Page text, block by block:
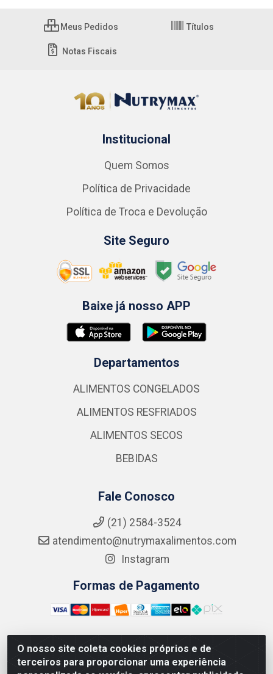
O nosso site coleta cookies próprios e de
terceiros para proporcionar uma experiência
Meus Pedidos Títulos
Notas Fiscais
Institucional
Quem Somos
Política de Privacidade
Política de Troca e Devolução
Site Seguro
Baixe já nosso APP
Departamentos
ALIMENTOS CONGELADOS
ALIMENTOS RESFRIADOS
ALIMENTOS SECOS
BEBIDAS
Fale Conosco
(21) 2584-3524
atendimento@nutrymaxalimentos.com
Instagram
Formas de Pagamento
NUTRY MAX COMÉRCIO DE PRODUTOS ALIMENTICIOS
LTDA - RUA DO FEIJÃO, 721 PENHA CIRCULAR/RJ -